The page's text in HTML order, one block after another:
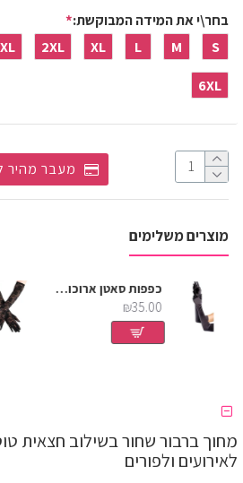
בחר\י את המידה המבוקשת:
S
M
L
XL
2XL
6XL
מעבר מהיר
מוצרים משלימים
כפפות סאטן ארוכות במיוחד - שחור
₪35.00
מחוך ברבור שחור בשילוב חצאית
לאירועים ולפורים